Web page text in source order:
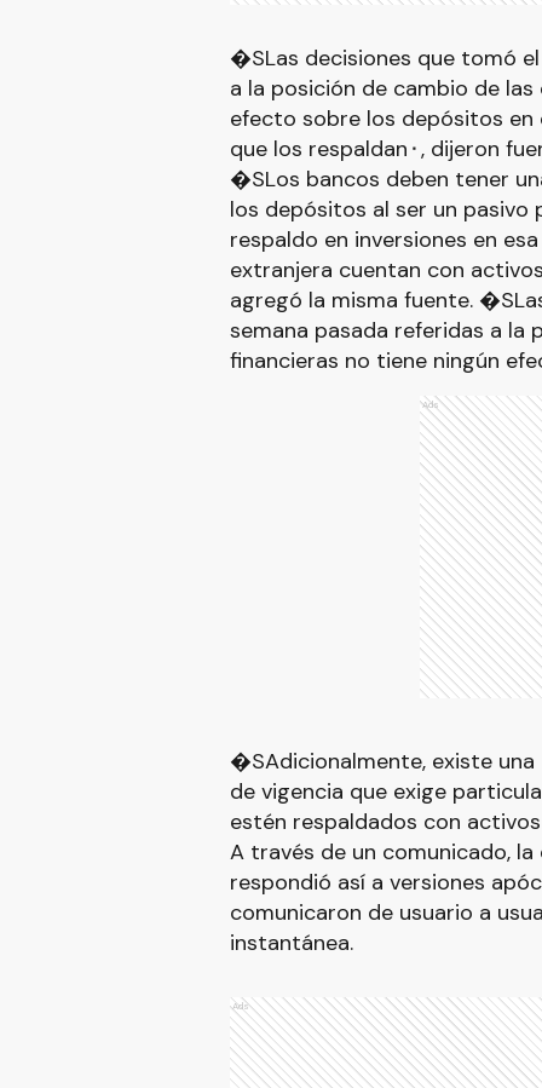
�SLas decisiones que tomó
a la posición de cambio de
efecto sobre los depósitos en
que los respaldan⬝, dijeron
�SLos bancos deben tener
los depósitos al ser un
respaldo en inversiones en
extranjera cuentan con
agregó la misma fuente.
semana pasada referidas a la
financieras no tiene ningún
Ads
�SAdicionalmente, existe
de vigencia que exige
estén respaldados con
A través de un comunicado,
respondió así a versiones
comunicaron de usuario a
instantánea.
Ads